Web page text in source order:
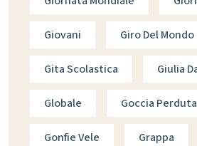
Giovani Giro Del Mondo
Gita Scolastica Giulia
Globale Goccia Perduta
Gonfie Vele Grappa